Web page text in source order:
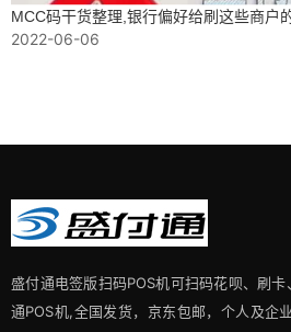
MCC码干货整理,银行偏好给刷这些商户
2022-06-06
盛付通电签版扫码POS机可扫码花呗、刷
通POS机,全国发货，京东包邮，个人及企